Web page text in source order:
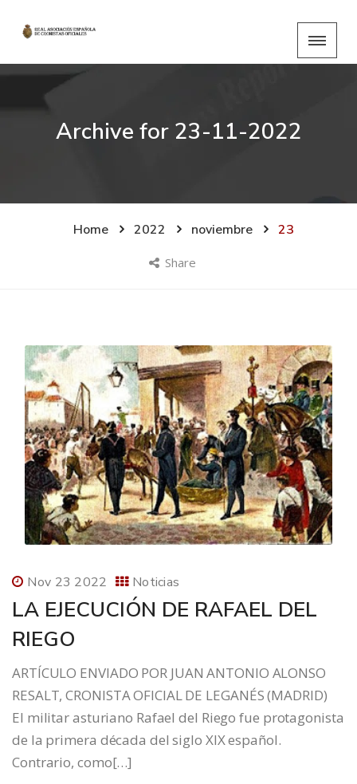
Archive for 23-11-2022
Home 2022 noviembre 23
Share
Nov 23 2022 Noticias
LA EJECUCIÓN DE RAFAEL DEL
RIEGO
ARTÍCULO ENVIADO POR JUAN ANTONIO ALONSO
RESALT, CRONISTA OFICIAL DE LEGANÉS (MADRID)
El militar asturiano Rafael del Riego fue protagonista
de la primera década del siglo XIX español.
Contrario, como[…]